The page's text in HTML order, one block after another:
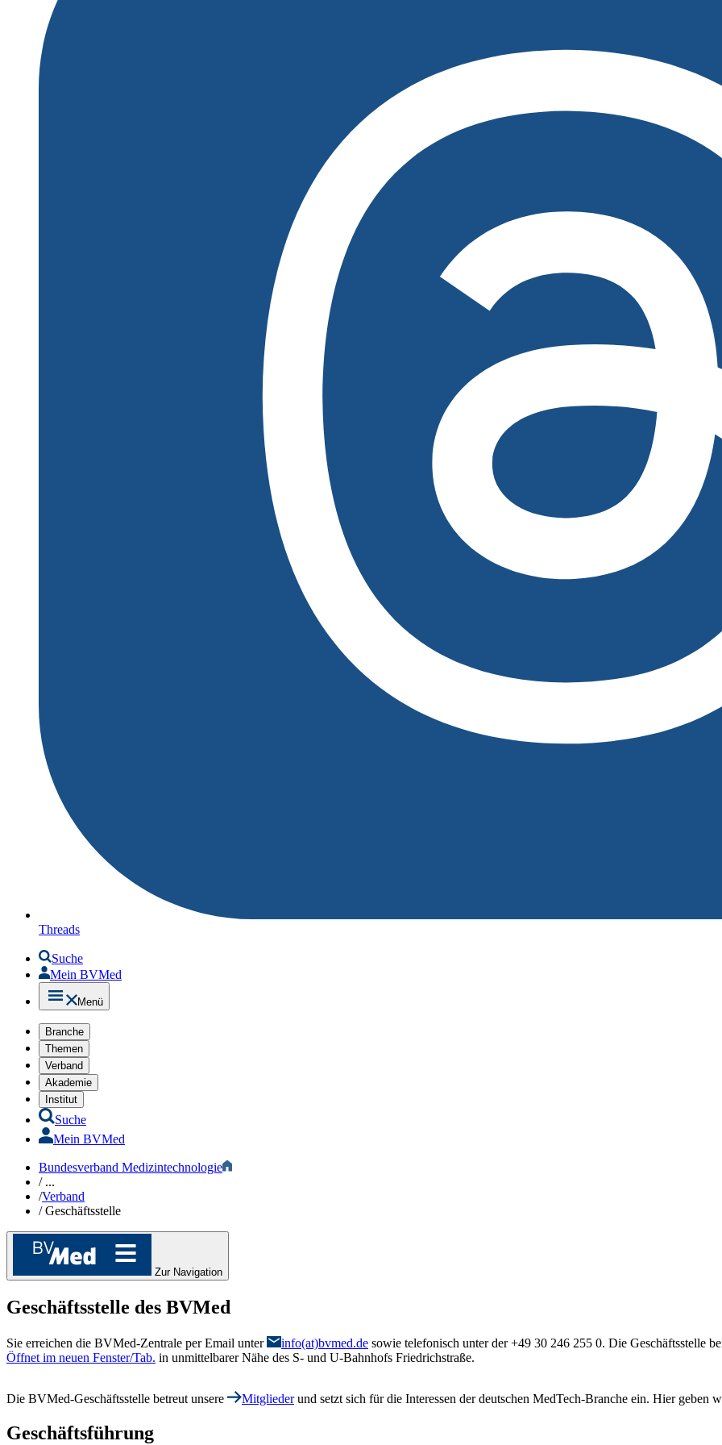
Threads
Suche
Mein BVMed
Menü
Branche
Themen
Verband
Akademie
Institut
Suche
Mein BVMed
Bundesverband Medizintechnologie
/...
/Verband
/Geschäftsstelle
Zur Navigation
Geschäftsstelle des BVMed
Sie erreichen die BVMed-Zentrale per Email unter info(at)bvmed.de sowie telefonisch unter der +49 30 246 255 0. Die Geschäftsstelle
Öffnet im neuen Fenster/Tab. in unmittelbarer Nähe des S- und U-Bahnhofs Friedrichstraße.
Die BVMed-Geschäftsstelle betreut unsere Mitgliederund setzt sich für die Interessen der deutschen MedTech-Branche ein. Hier geben
Geschäftsführung